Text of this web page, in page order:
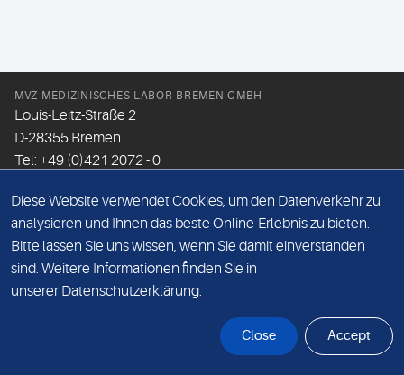
MVZ MEDIZINISCHES LABOR BREMEN GMBH
Louis-Leitz-Straße 2
D-28355 Bremen
Tel: +49 (0)421 2072 - 0
Email:info@mlhb.de
DATENSCHUTZ
IMPRESSUM
Diese Website verwendet Cookies, um den Datenverkehr zu
analysieren und Ihnen das beste Online-Erlebnis zu bieten.
Bitte lassen Sie uns wissen, wenn Sie damit einverstanden
sind. Weitere Informationen finden Sie in
unserer Datenschutzerklärung.
Close Accept